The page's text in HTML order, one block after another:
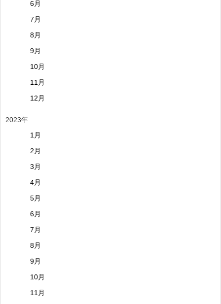
6月
7月
8月
9月
10月
11月
12月
2023年
1月
2月
3月
4月
5月
6月
7月
8月
9月
10月
11月